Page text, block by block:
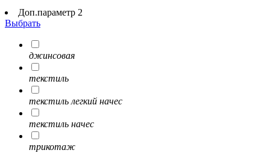
Доп.параметр 2
Выбрать
джинсовая
текстиль
текстиль легкий начес
текстиль начес
трикотаж